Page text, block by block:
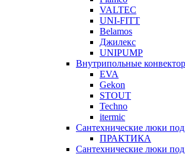
VALTEC
UNI-FITT
Belamos
Джилекс
UNIPUMP
Внутрипольные
EVA
Gekon
STOUT
Techno
itermic
Сантехнические люки
ПРАКТИКА
Сантехнические люки